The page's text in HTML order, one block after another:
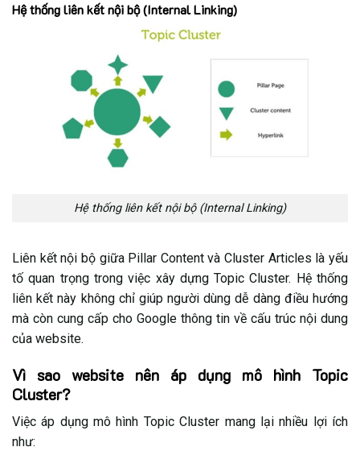
Hệ thống liên kết nội bộ (Internal Linking)
Hệ thống liên kết nội bộ (Internal Linking)
Liên kết nội bộ giữa Pillar Content và Cluster Articles là yếu
tố quan trọng trong việc xây dựng Topic Cluster. Hệ thống
liên kết này không chỉ giúp người dùng dễ dàng điều hướng
mà còn cung cấp cho Google thông tin về cấu trúc nội dung
của website.
Vì sao website nên áp dụng mô hình Topic
Cluster?
Việc áp dụng mô hình Topic Cluster mang lại nhiều lợi ích
như: